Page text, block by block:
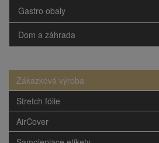
Gastro obaly
Dom a záhrada
Zákazková výroba
Stretch fólie
AirCover